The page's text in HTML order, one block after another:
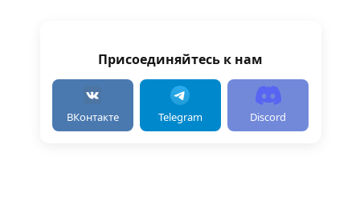
Присоединяйтесь к нам
ВКонтакте Telegram Discord